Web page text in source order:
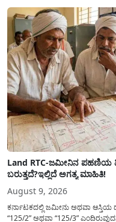
ವಿದ್ಯಾರ್ಥಿವೇತನವನ್ನು(Scholarship
ಸರಳ...
Land RTC-ಜಮೀನಿನ ಪಹಣಿಯ
ಬರುತ್ತದೆ?ಇಲ್ಲಿದೆ ಅಗತ್ಯ ಮಾಹಿತಿ!
August 9, 2026
ಕರ್ನಾಟಕದಲ್ಲಿ ಜಮೀನು ಅಥವಾ ಆಸ್ತಿಯ
“125/2” ಅಥವಾ “125/3”